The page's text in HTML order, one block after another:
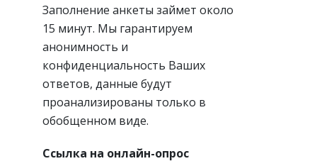
Заполнение анкеты займет около
15 минут. Мы гарантируем
анонимность и
конфиденциальность Ваших
ответов, данные будут
проанализированы только в
обобщенном виде.
Ссылка на онлайн-опрос